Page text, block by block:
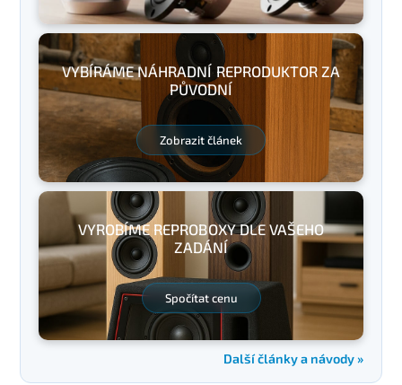
VYBÍRÁME NÁHRADNÍ REPRODUKTOR ZA
PŮVODNÍ
Zobrazit článek
VYROBÍME REPROBOXY DLE VAŠEHO
ZADÁNÍ
Spočítat cenu
Další články a návody »